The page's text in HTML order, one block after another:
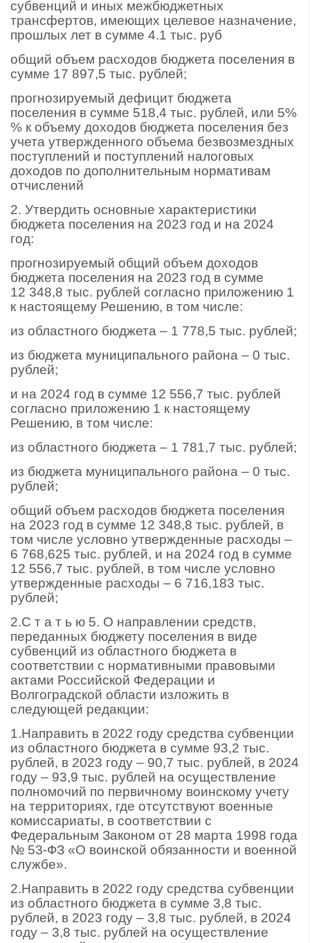
субвенций и иных межбюджетных
трансфертов, имеющих целевое назначение,
прошлых лет в сумме 4.1 тыс. руб
общий объем расходов бюджета поселения в
сумме 17 897,5 тыс. рублей;
прогнозируемый дефицит бюджета
поселения в сумме 518,4 тыс. рублей, или 5%
% к объему доходов бюджета поселения без
учета утвержденного объема безвозмездных
поступлений и поступлений налоговых
доходов по дополнительным нормативам
отчислений
2. Утвердить основные характеристики
бюджета поселения на 2023 год и на 2024
год:
прогнозируемый общий объем доходов
бюджета поселения на 2023 год в сумме
12 348,8 тыс. рублей согласно приложению 1
к настоящему Решению, в том числе:
из областного бюджета – 1 778,5 тыс. рублей;
из бюджета муниципального района – 0 тыс.
рублей;
и на 2024 год в сумме 12 556,7 тыс. рублей
согласно приложению 1 к настоящему
Решению, в том числе:
из областного бюджета – 1 781,7 тыс. рублей;
из бюджета муниципального района – 0 тыс.
рублей;
общий объем расходов бюджета поселения
на 2023 год в сумме 12 348,8 тыс. рублей, в
том числе условно утвержденные расходы –
6 768,625 тыс. рублей, и на 2024 год в сумме
12 556,7 тыс. рублей, в том числе условно
утвержденные расходы – 6 716,183 тыс.
рублей;
2.С т а т ь ю 5. О направлении средств,
переданных бюджету поселения в виде
субвенций из областного бюджета в
соответствии с нормативными правовыми
актами Российской Федерации и
Волгоградской области изложить в
следующей редакции:
1.Направить в 2022 году средства субвенции
из областного бюджета в сумме 93,2 тыс.
рублей, в 2023 году – 90,7 тыс. рублей, в 2024
году – 93,9 тыс. рублей на осуществление
полномочий по первичному воинскому учету
на территориях, где отсутствуют военные
комиссариаты, в соответствии с
Федеральным Законом от 28 марта 1998 года
№ 53-ФЗ «О воинской обязанности и военной
службе».
2.Направить в 2022 году средства субвенции
из областного бюджета в сумме 3,8 тыс.
рублей, в 2023 году – 3,8 тыс. рублей, в 2024
году – 3,8 тыс. рублей на осуществление